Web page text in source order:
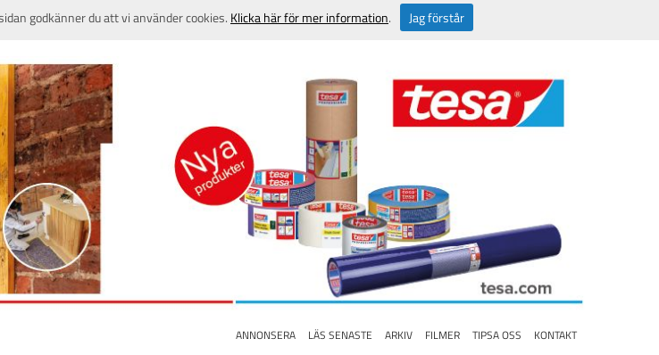
ANNONSERA LÄS SENASTE ARKIV FILMER TIPSA OSS KONTAKT
godkänner du att vi använder cookies. Klicka här för mer information. Jag förstår